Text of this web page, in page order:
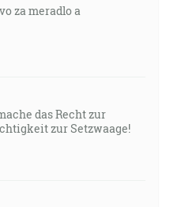
za meradlo a
das Recht zur
zur Setzwaage!